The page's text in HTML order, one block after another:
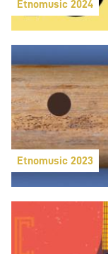
Etnomusic 2024
Etnomusic 2023